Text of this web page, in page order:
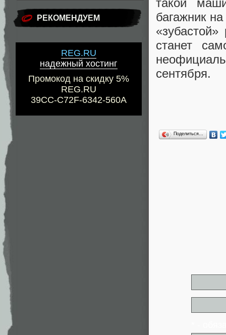
РЕКОМЕНДУЕМ
REG.RU
надежный хостинг
Промокод на скидку 5%
REG.RU
39CC-C72F-6342-560A
такой
багажник
станет
сентября.
Поделиться…